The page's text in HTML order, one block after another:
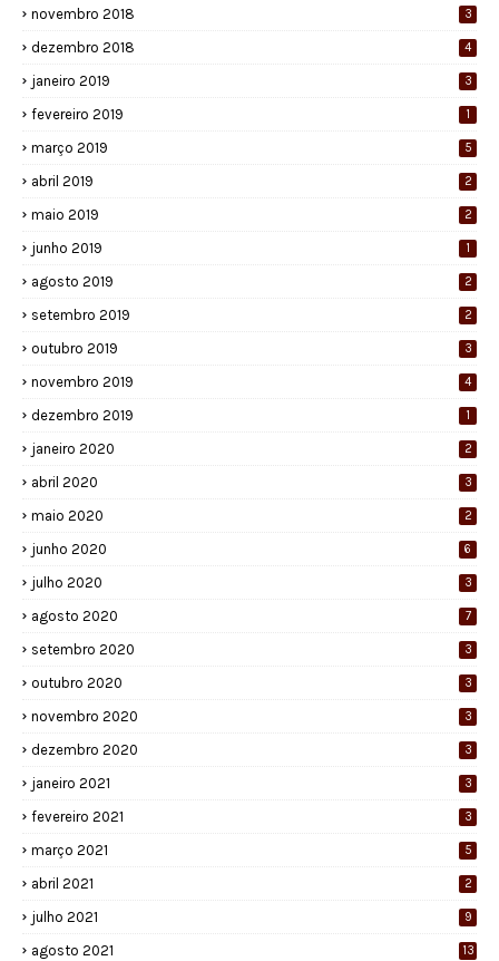
novembro 2018 3
dezembro 2018 4
janeiro 2019 3
fevereiro 2019 1
março 2019 5
abril 2019 2
maio 2019 2
junho 2019 1
agosto 2019 2
setembro 2019 2
outubro 2019 3
novembro 2019 4
dezembro 2019 1
janeiro 2020 2
abril 2020 3
maio 2020 2
junho 2020 6
julho 2020 3
agosto 2020 7
setembro 2020 3
outubro 2020 3
novembro 2020 3
dezembro 2020 3
janeiro 2021 3
fevereiro 2021 3
março 2021 5
abril 2021 2
julho 2021 9
agosto 2021 13